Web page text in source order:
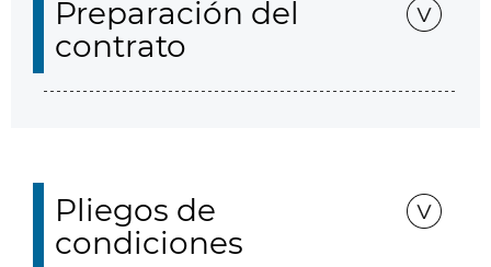
Preparación del
contrato
Pliegos de
condiciones